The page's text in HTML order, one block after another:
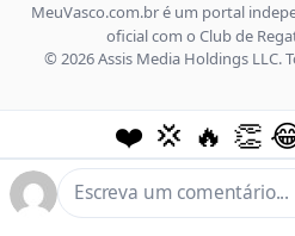
MeuVasco.com.br é um portal
oficial com o Club de
© 2026 Assis Media Holdings LLC.
❤️ 💢 🔥 👏